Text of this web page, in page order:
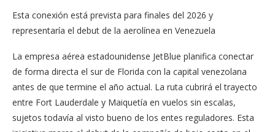
Esta conexión está prevista para finales del 2026 y
representaría el debut de la aerolínea en Venezuela
La empresa aérea estadounidense JetBlue planifica conectar
de forma directa el sur de Florida con la capital venezolana
antes de que termine el año actual. La ruta cubrirá el trayecto
entre Fort Lauderdale y Maiquetía en vuelos sin escalas,
sujetos todavía al visto bueno de los entes reguladores. Esta